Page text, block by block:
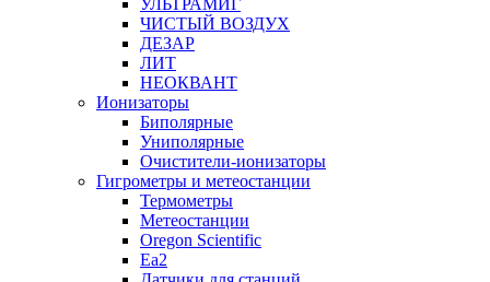
УЛЬТРАМИГ
ЧИСТЫЙ ВОЗДУХ
ДЕЗАР
ЛИТ
НЕОКВАНТ
Ионизаторы
Биполярные
Униполярные
Очистители-ионизаторы
Гигрометры и метеостанции
Термометры
Метеостанции
Oregon Scientific
Ea2